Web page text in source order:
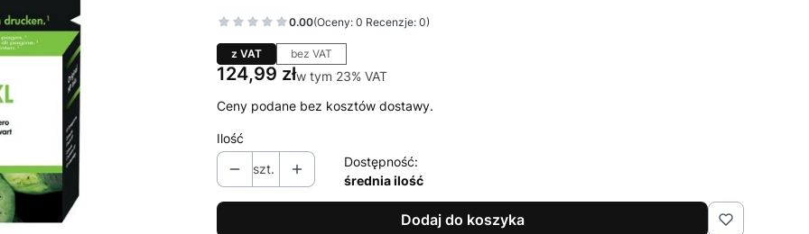
0.00(Oceny: 0 Recenzje: 0)
z VAT bez VAT
Cena
124,99 złw tym 23% VAT
w tym 23% VAT
Ceny podane bez kosztów dostawy.
Ilość
szt.
Dostępność:
średnia ilość
Dodaj do koszyka